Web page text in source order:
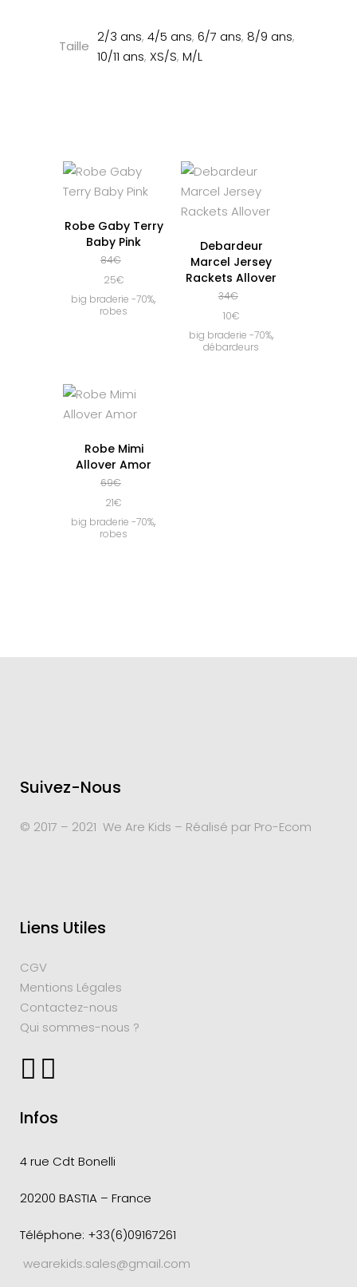
Taille
2/3 ans, 4/5 ans, 6/7 ans, 8/9 ans,
10/11 ans, XS/S, M/L
Robe Gaby Terry
Baby Pink
84€
25€
big braderie -70%,
robes
Debardeur
Marcel Jersey
Rackets Allover
34€
10€
big braderie -70%,
débardeurs
Robe Mimi
Allover Amor
69€
21€
big braderie -70%,
robes
Infos
4 rue CdtBonelli
20200 BASTIA – France
Téléphone: +33(6)09167261
wearekids.sales@gmail.com
Liens Utiles
CGV
Mentions Légales
Contactez-nous
Qui sommes-nous ?
Suivez-Nous
© 2017 – 2021 We Are Kids – Réalisé par Pro-Ecom